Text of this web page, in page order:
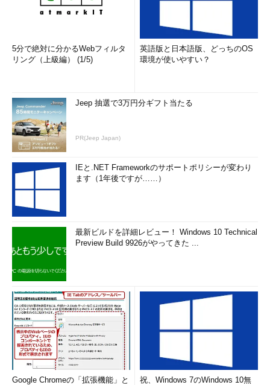
5分で絶対に分かるWebフィルタ
リング（上級編） (1/5)
英語版と日本語版、どっちのOS
環境が使いやすい？
Jeep 抽選で3万円分ギフト当たる
PR(Jeep Japan)
IEと.NET Frameworkのサポートポリシーが変わり
ます（1年後ですが……）
最新ビルドを詳細レビュー！ Windows 10 Technical
Preview Build 9926がやってきた ...
Google Chromeの「拡張機能」と
祝、Windows 7のWindows 10無